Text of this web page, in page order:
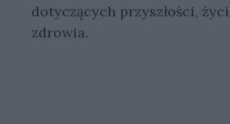
dotyczących przyszłości,
zdrowia.